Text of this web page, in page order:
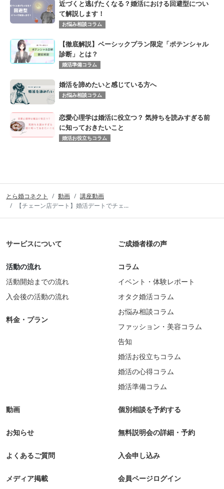
近づくと逃げたくなる？婚活における回避型につい
て解説します！
お悩み相談コラム
【徹底解説】ベーシックプラン限定「ポテンシャル
診断」とは？
婚活準備コラム
婚活を諦めたいと感じている方へ
お悩み相談コラム
恋愛心理学は婚活に役立つ？ 気持ちを読みすぎる前
に知っておきたいこと
婚活お役立ちコラム
とら婚コネクト 動画
講座動画
【チェーン店デート】婚活デートでチェ...
サービスについて
活動の流れ
活動開始までの流れ
入会後の活動の流れ
料金・プラン
ご成婚者様の声
コラム
イベント・体験レポート
オタク婚活コラム
お悩み相談コラム
ファッション・美容コラム
告知
婚活お役立ちコラム
婚活の心得コラム
婚活準備コラム
動画
お知らせ
よくあるご質問
メディア掲載
個別相談を予約する
無料説明会の詳細・予約
入会申し込み
会員ページログイン